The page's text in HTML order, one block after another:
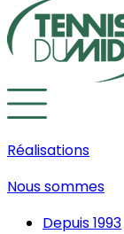
Réalisations
Nous sommes
Depuis 1993